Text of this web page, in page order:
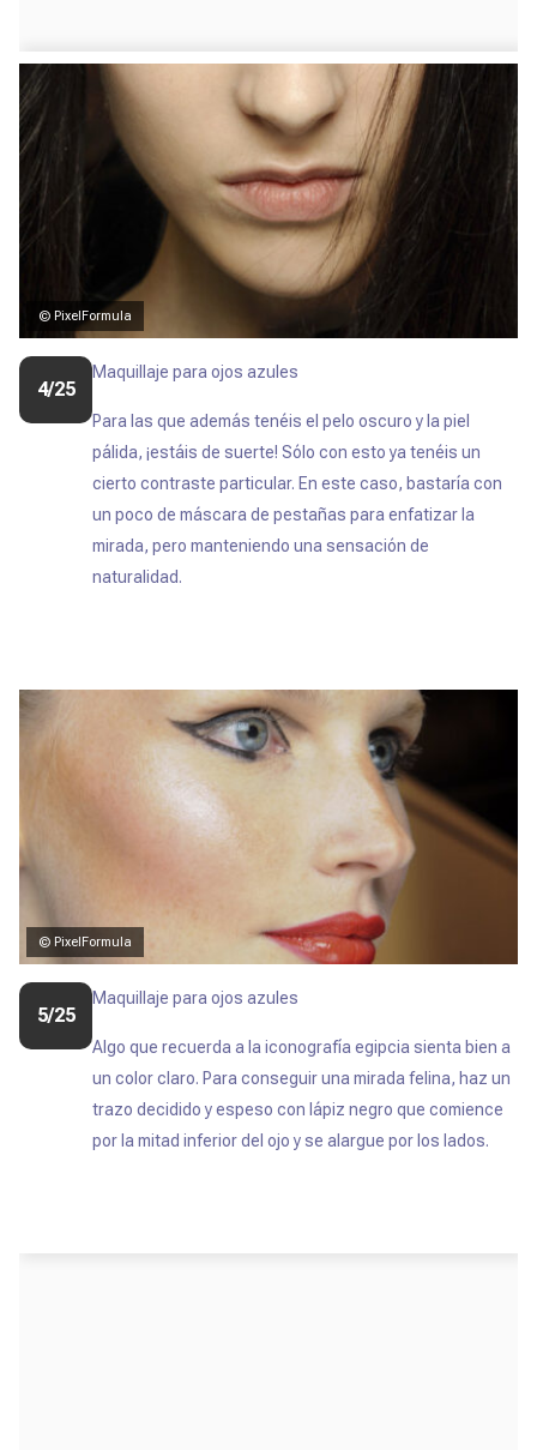
© PixelFormula
4/25
Maquillaje para ojos azules
Para las que además tenéis el pelo oscuro y la piel
pálida, ¡estáis de suerte! Sólo con esto ya tenéis un
cierto contraste particular. En este caso, bastaría con
un poco de máscara de pestañas para enfatizar la
mirada, pero manteniendo una sensación de
naturalidad.
© PixelFormula
5/25
Maquillaje para ojos azules
Algo que recuerda a la iconografía egipcia sienta bien a
un color claro. Para conseguir una mirada felina, haz un
trazo decidido y espeso con lápiz negro que comience
por la mitad inferior del ojo y se alargue por los lados.